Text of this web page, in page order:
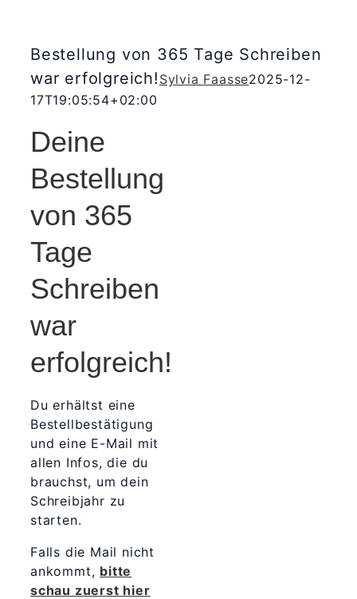
Bestellung von 365 Tage Schreiben
war erfolgreich! Sylvia Faasse2025-12-
17T19:05:54+02:00
Deine
Bestellung
von 365
Tage
Schreiben
war
erfolgreich!
Du erhältst eine
Bestellbestätigung
und eine E-Mail mit
allen Infos, die du
brauchst, um dein
Schreibjahr zu
starten.
Falls die Mail nicht
ankommt, bitte
schau zuerst hier